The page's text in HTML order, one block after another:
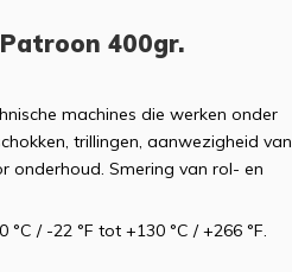
400gr.
machines die werken onder
trillingen, aanwezigheid van
onderhoud. Smering van rol- en
/ -22 °F tot +130 °C / +266 °F.